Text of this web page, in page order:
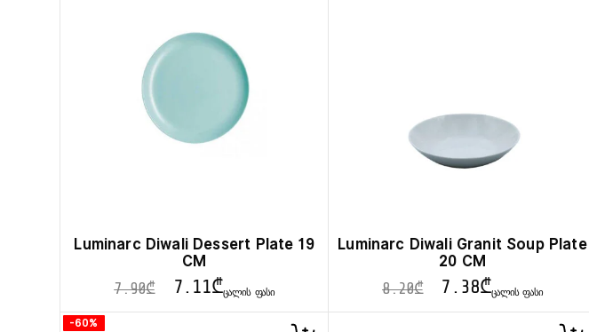
Luminarc Diwali Dessert Plate 19
CM
7.90₾ 7.11₾ᲪᲐᲚᲘᲡ ᲤᲐᲡᲘ
Luminarc Diwali Granit Soup Plate
20 CM
8.20₾ 7.38₾ᲪᲐᲚᲘᲡ ᲤᲐᲡᲘ
-60%